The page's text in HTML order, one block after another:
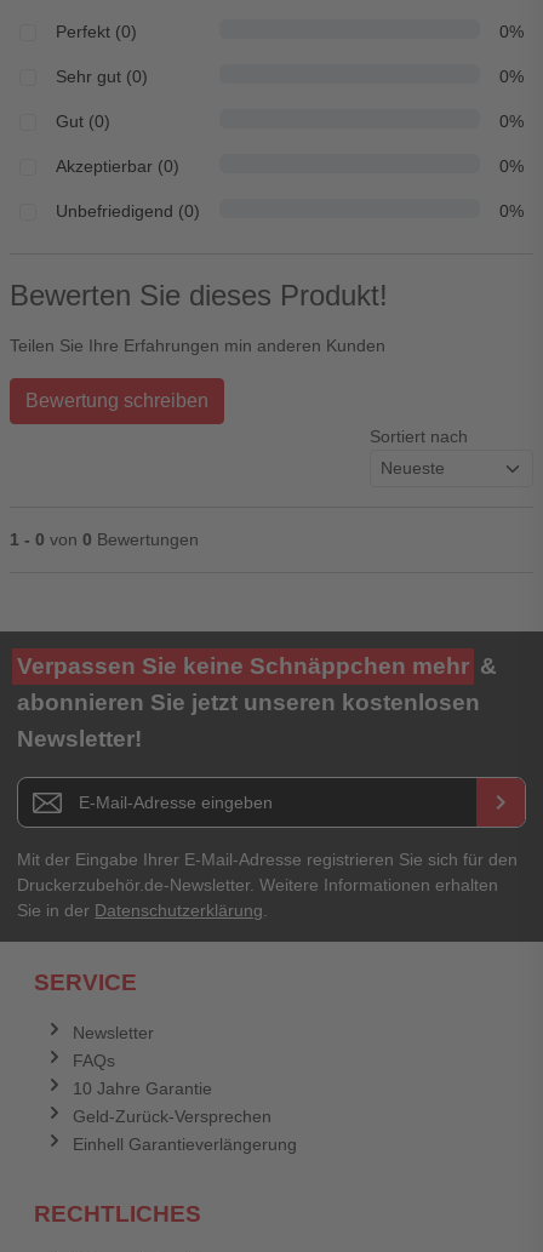
Perfekt (0) 0%
Sehr gut (0) 0%
Gut (0) 0%
Akzeptierbar (0) 0%
Unbefriedigend (0) 0%
Bewerten Sie dieses Produkt!
Teilen Sie Ihre Erfahrungen min anderen Kunden
Bewertung schreiben
Sortiert nach
1 - 0 von 0 Bewertungen
Ihre Bewertung**
★★★★★
Titel**
E-Mail-Adresse
Ihr Passwort
Verpassen Sie keine Schnäppchen mehr &
abonnieren Sie jetzt unseren kostenlosen
Newsletter!
Newsletter E-Mail Adresse keyboard_arrow_right
Mit der Eingabe Ihrer E-Mail-Adresse registrieren Sie sich für den
Druckerzubehör.de-Newsletter. Weitere Informationen erhalten
Sie in der Datenschutzerklärung.
SERVICE
Newsletter
FAQs
10 Jahre Garantie
Geld-Zurück-Versprechen
Einhell Garantieverlängerung
RECHTLICHES